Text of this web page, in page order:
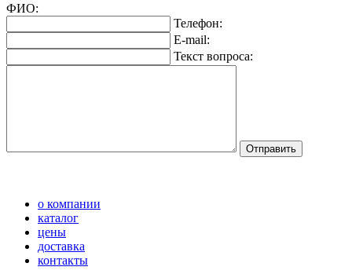
ФИО:
Телефон:
E-mail:
Текст вопроса:
о компании
каталог
цены
доставка
контакты